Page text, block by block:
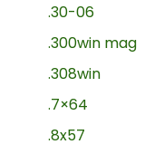
.30-06
.300win mag
.308win
.7×64
.8x57